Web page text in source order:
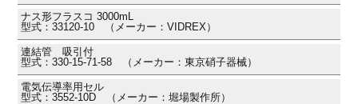
ナス形フラスコ 3000mL
型式：33120-10 （メーカー：VIDREX）
連結管 吸引付
型式：330-15-71-58 （メーカー：東京硝子器械）
電気伝導率用セル
型式：3552-10D （メーカー：堀場製作所）